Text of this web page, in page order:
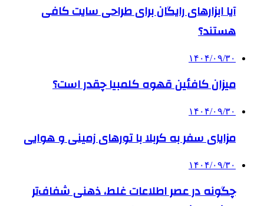
آیا ابزارهای رایگان برای طراحی سایت کافی
هستند؟
۱۴۰۴/۰۹/۳۰
میزان کافئین قهوه کلمبیا چقدر است؟
۱۴۰۴/۰۹/۳۰
مزایای سفر به کربلا با تورهای زمینی و هوایی
۱۴۰۴/۰۹/۳۰
چگونه در عصر اطلاعات غلط، ذهنی شفاف‌تر